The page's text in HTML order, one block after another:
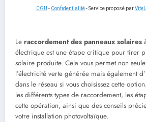
CGU - Confidentialité- Service proposé par
Le raccordement des panneaux solaires
électrique est une étape critique pour tirer
solaire produite. Cela vous permet non
l’électricité verte générée mais également
dans le réseau si vous choisissez cette
les différents types de raccordement, les
cette opération, ainsi que des conseils
votre installation photovoltaïque.